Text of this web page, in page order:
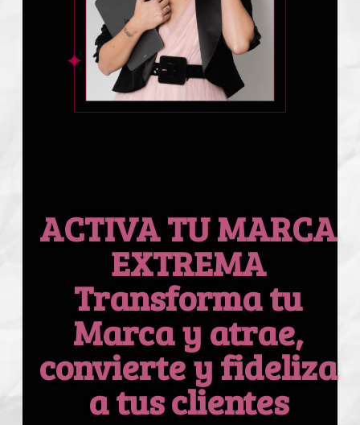
ACTIVA TU MARCA
EXTREMA
Transforma tu
Marca y atrae,
convierte y fideliza
a tus clientes